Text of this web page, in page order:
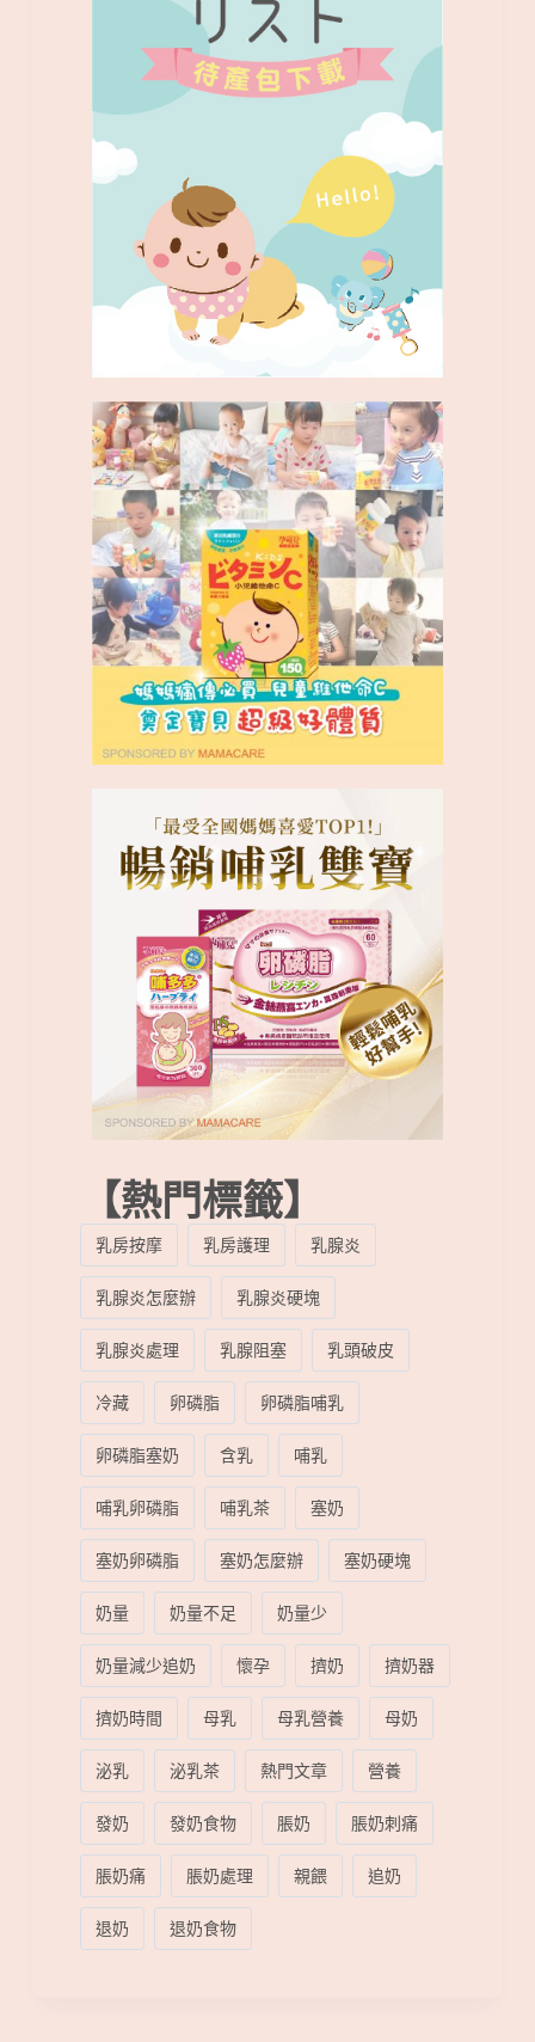
【熱門標籤】
乳房按摩 乳房護理
乳腺炎
乳腺炎怎麼辦
乳腺炎硬塊
乳腺炎處理
乳腺阻塞
乳頭破皮
冷藏
卵磷脂
卵磷脂哺乳
卵磷脂塞奶
含乳
哺乳
哺乳卵磷脂
哺乳茶
塞奶
塞奶卵磷脂
塞奶怎麼辦
塞奶硬塊
奶量
奶量不足
奶量少
奶量減少追奶
懷孕 擠奶
擠奶器
擠奶時間
母乳 母乳營養
母奶
泌乳
泌乳茶 熱門文章
營養
發奶
發奶食物 脹奶
脹奶刺痛
脹奶痛
脹奶處理 親餵
追奶
退奶
退奶食物